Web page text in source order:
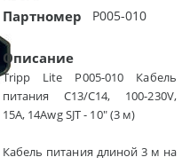
Партномер P005-010
Описание
Tripp Lite P005-010 Кабель
питания C13/C14, 100-230V,
15A, 14Awg SJT - 10" (3 м)
Кабель питания длиной 3 м на